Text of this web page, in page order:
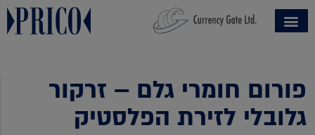
פורום חומרי גלם – זרקור
גלובלי לזירת הפלסטיק